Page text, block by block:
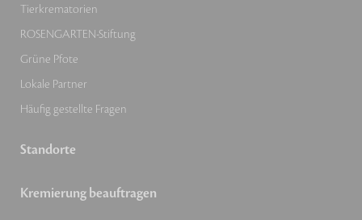
Tierkrematorien
ROSENGARTEN-Stiftung
Grüne Pfote
Lokale Partner
Häufig gestellte Fragen
Standorte
Kremierung beauftragen